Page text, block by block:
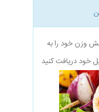
وزن خود را به
خود دریافت کنید